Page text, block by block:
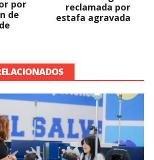
por
de
reclamada por
estafa agravada